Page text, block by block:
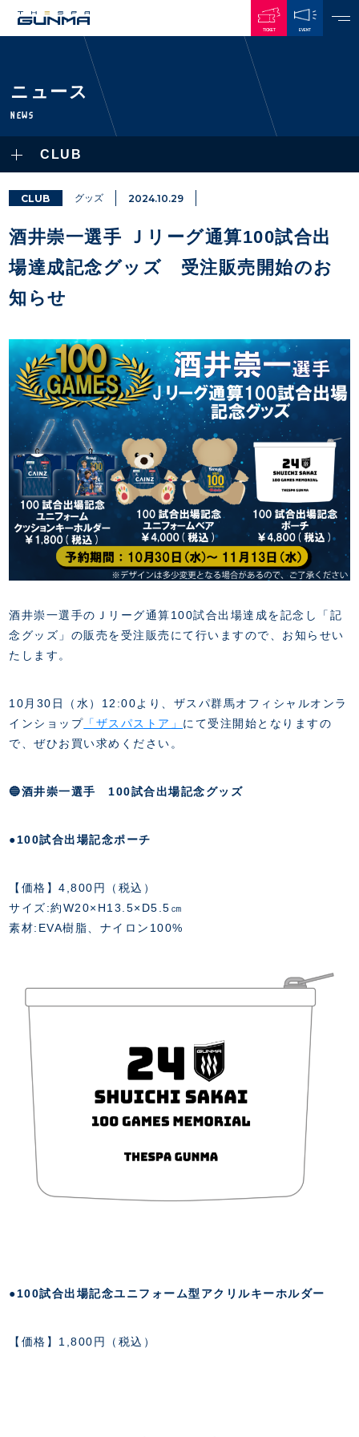
TICKET EVENT
TOP TEAM
CHALLENGERS
ACADEMY
THESPARK
OTHER
PLAYERS / STAFFS
選手・スタッフ一覧
・注意事項
・練習場ごとの注意事項
・練習場マップ
ファンレターの宛先
GAMES
試合日程・結果
順位表
ホームイベント情報
TICKETS
チケット情報
・発売日
・優待チケット
・企画チケット
・招待チケット
シーズンシート
・シーズンシート
・法人シーズンシート
GUIDE
INDEX
スタジアムアクセス
スタジアムルール
クラブプロパティ
スタジアムグルメ
会場周辺案内図
ホームイベント情報
初心者向けのガイダンス
運営サポートスタッフ募集
設営撤収応援隊募集
FANZONE
インデックス
ファンクラブ
グッズ
ザスパタイムズ
各SNS
マスコット
クラブアンバサダー
PARTNERS
クラブパートナー
アシストパートナー
ザスパ応援店紹介
ホームタウン活動
スマイルキッズキャラバン
応援ベンダー設置のお願い
COMPANY
会社概要
拠点一覧
フィロソフィー
クラブについて（エンブレム・ロゴ等）
CHALLENGERS
ACADEMY
SCHOOL
スクール概要
各校紹介・アクセス
スクール会員規約
ニュース
施設紹介
店舗エリアガイド
Thesparkについて
ニュース
NEWS
CLUB
CLUB グッズ 2024.10.29
酒井崇一選手 Ｊリーグ通算100試合出
場達成記念グッズ 受注販売開始のお
知らせ
酒井崇一選手のＪリーグ通算100試合出場達成を記念し「記
念グッズ」の販売を受注販売にて行いますので、お知らせい
たします。
10月30日（水）12:00より、ザスパ群馬オフィシャルオンラ
インショップ 「ザスパストア」 にて受注開始となりますの
で、ぜひお買い求めください。
🔵酒井崇一選手 100試合出場記念グッズ
●100試合出場記念ポーチ
【価格】4,800円（税込）
サイズ:約W20×H13.5×D5.5㎝
素材:EVA樹脂、ナイロン100%
●100試合出場記念ユニフォーム型アクリルキーホルダー
【価格】1,800円（税込）